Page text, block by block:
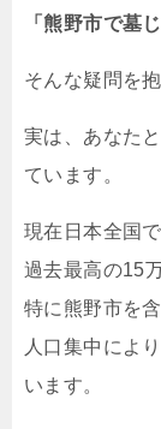
「熊野市で墓
そんな疑問を
実は、あなた
ています。
現在日本全国
過去最高の15
特に熊野市を
人口集中によ
います。